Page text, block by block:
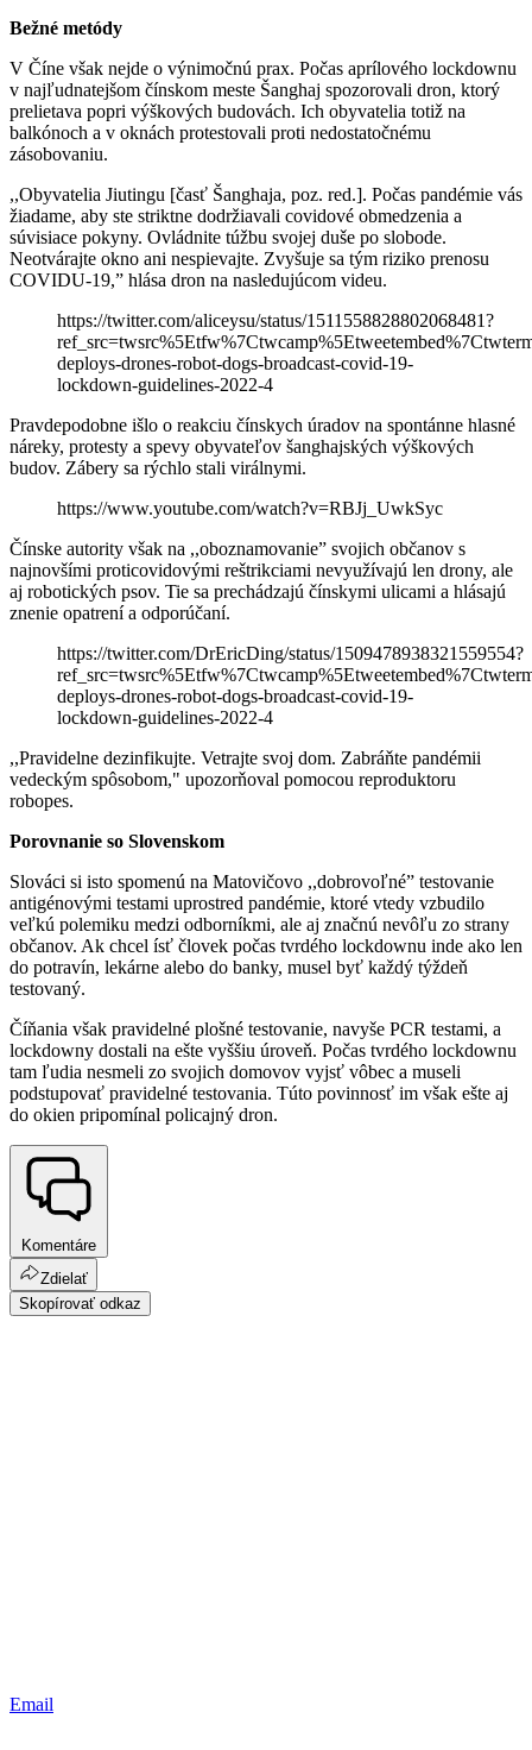
Bežné metódy
V Číne však nejde o výnimočnú prax. Počas aprílového lockdownu
v najľudnatejšom čínskom meste Šanghaj spozorovali dron, ktorý
prelietava popri výškových budovách. Ich obyvatelia totiž na
balkónoch a v oknách protestovali proti nedostatočnému
zásobovaniu.
,,Obyvatelia Jiutingu [časť Šanghaja, poz. red.]. Počas pandémie vás
žiadame, aby ste striktne dodržiavali covidové obmedzenia a
súvisiace pokyny. Ovládnite túžbu svojej duše po slobode.
Neotvárajte okno ani nespievajte. Zvyšuje sa tým riziko prenosu
COVIDU-19,” hlása dron na nasledujúcom videu.
https://twitter.com/aliceysu/status/1511558828802068481?
deploys-drones-robot-dogs-broadcast-covid-19-
lockdown-guidelines-2022-4
Pravdepodobne išlo o reakciu čínskych úradov na spontánne hlasné
náreky, protesty a spevy obyvateľov šanghajských výškových
budov. Zábery sa rýchlo stali virálnymi.
https://www.youtube.com/watch?v=RBJj_UwkSyc
Čínske autority však na ,,oboznamovanie” svojich občanov s
najnovšími proticovidovými reštrikciami nevyužívajú len drony, ale
aj robotických psov. Tie sa prechádzajú čínskymi ulicami a hlásajú
znenie opatrení a odporúčaní.
https://twitter.com/DrEricDing/status/1509478938321559554?
deploys-drones-robot-dogs-broadcast-covid-19-
lockdown-guidelines-2022-4
,,Pravidelne dezinfikujte. Vetrajte svoj dom. Zabráňte pandémii
vedeckým spôsobom," upozorňoval pomocou reproduktoru
robopes.
Porovnanie so Slovenskom
Slováci si isto spomenú na Matovičovo ,,dobrovoľné” testovanie
antigénovými testami uprostred pandémie, ktoré vtedy vzbudilo
veľkú polemiku medzi odborníkmi, ale aj značnú nevôľu zo strany
občanov. Ak chcel ísť človek počas tvrdého lockdownu inde ako len
do potravín, lekárne alebo do banky, musel byť každý týždeň
testovaný.
Číňania však pravidelné plošné testovanie, navyše PCR testami, a
lockdowny dostali na ešte vyššiu úroveň. Počas tvrdého lockdownu
tam ľudia nesmeli zo svojich domovov vyjsť vôbec a museli
podstupovať pravidelné testovania. Túto povinnosť im však ešte aj
do okien pripomínal policajný dron.
Komentáre
Zdielať
Skopírovať odkaz
Email